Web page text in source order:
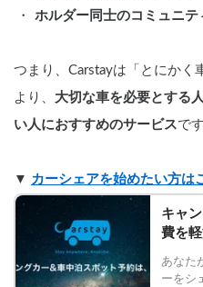
ホルダー同士のコミュニテ
つまり、Carstayは「とにかく
より、 大切な車を必要とする
い人におすすめのサービスです
▼ カーシェアを始めたい方は
キャ
費を
あなた
ーをシ